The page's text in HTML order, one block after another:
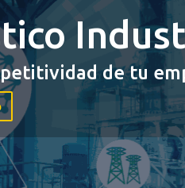
de tu